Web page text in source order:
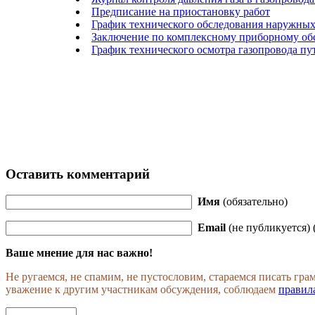
Предписание на приостановку работ
График технического обследования
Заключение по комплексному приборному
График технического осмотра газопровода
Оставить комментарий
Имя (обязательно)
Email (не публикуется)
Ваше мнение для нас важно!
Не ругаемся, не спамим, не пустословим, стараемся писать
уважение к другим участникам обсуждения, соблюдаем